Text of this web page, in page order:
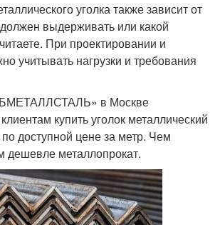
уголка также зависит от
выдерживать или какой
При проектировании и
учитывать нагрузки и требования
в Москве
купить уголок металлический
доступной цене за метр. Чем
дешевле металлопрокат.